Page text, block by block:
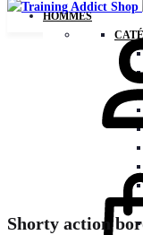
HOMMES
Shorty action